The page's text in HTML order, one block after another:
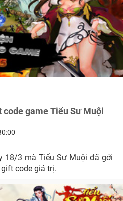
game Tiểu Sư Muội
18/3 mà Tiểu Sư Muội đã gởi
code giá trị.